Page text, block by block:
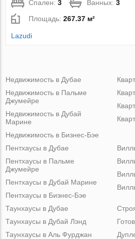
Спален:3 Ванных:3
Площадь:267.37 м²
Lazudi
Недвижимость в Дубае
Недвижимость в Пальме
Джумейре
Недвижимость в Дубай
Марине
Недвижимость в Бизнес-Бэе
Пентхаусы в Дубае
Пентхаусы в Пальме
Джумейре
Пентхаусы в Дубай Марине
Пентхаусы в Бизнес-Бэе
Таунхаусы в Дубае
Таунхаусы в Дубай Лэнд
Таунхаусы в Аль Фурджан